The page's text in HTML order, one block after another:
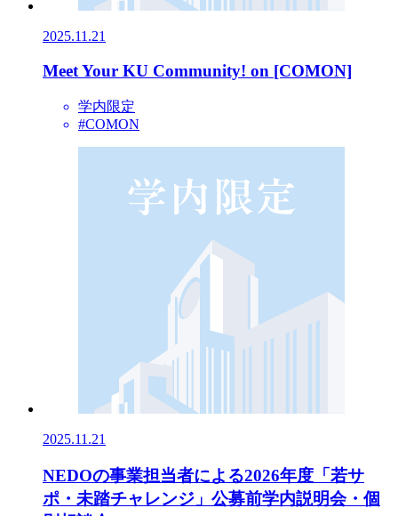
2025.11.21
Meet Your KU Community! on [COMON]
学内限定
#COMON
2025.11.21
NEDOの事業担当者による2026年度「若サ
ポ・未踏チャレンジ」公募前学内説明会・個